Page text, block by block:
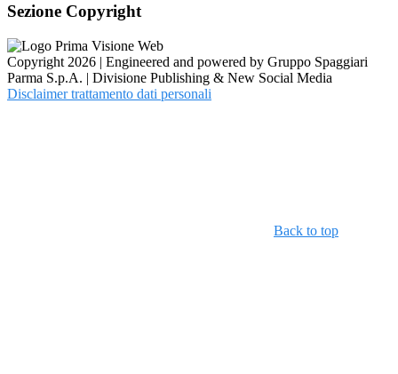
Sezione Copyright
Copyright 2026 | Engineered and powered by Gruppo Spaggiari
Parma S.p.A. | Divisione Publishing & New Social Media
Disclaimer trattamento dati personali
Back to top